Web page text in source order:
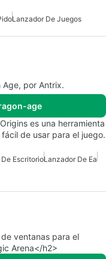
Lanzador De Juegos
por Antrix.
age
es una herramienta
de usar para el juego.
EscritorioLanzador De Ea
ventanas para el
Arena</h2>